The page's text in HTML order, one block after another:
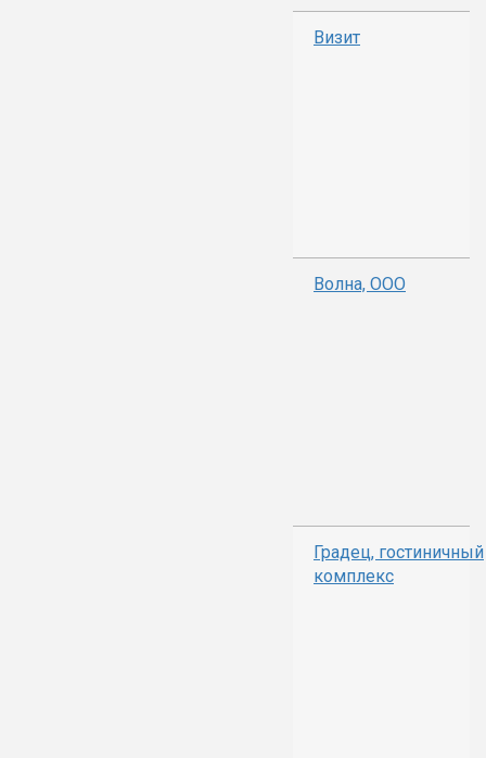
Визит
Волна, ООО
Градец, гостиничный
комплекс